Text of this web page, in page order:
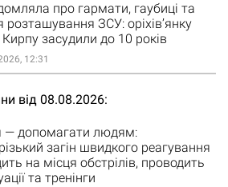
про гармати, гаубиці та
розташування ЗСУ: оріхів’янку
засудили до 10 років
12:31
від 08.08.2026
— допомагати людям:
загін швидкого реагування
на місця обстрілів, проводить
та тренінги